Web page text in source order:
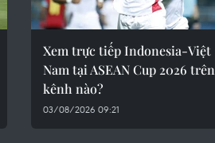
Xem trực tiếp Indonesia-Việt
Nam tại ASEAN Cup 2026 trên
kênh nào?
03/08/2026 09:21